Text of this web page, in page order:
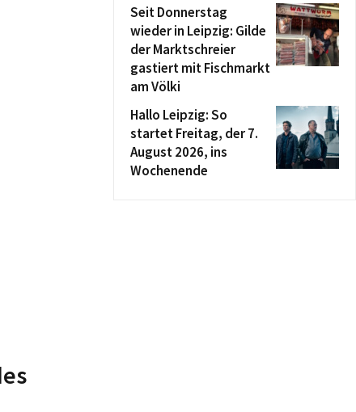
Seit Donnerstag
wieder in Leipzig: Gilde
der Marktschreier
gastiert mit Fischmarkt
am Völki
Hallo Leipzig: So
startet Freitag, der 7.
August 2026, ins
Wochenende